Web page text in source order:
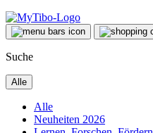
Suche
Alle
Alle
Neuheiten 2026